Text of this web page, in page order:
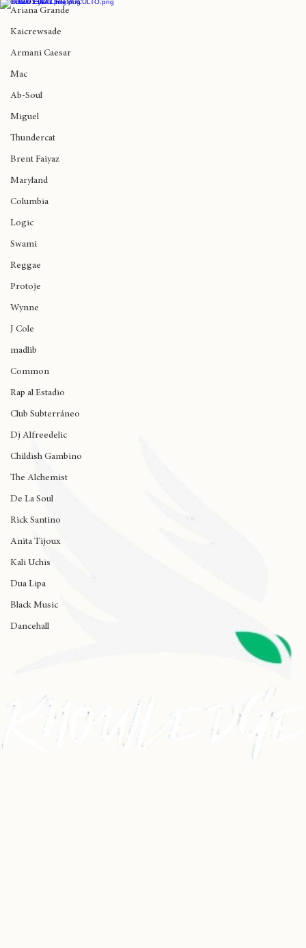
Kendrick Lamar
Ariana Grande
Kaicrewsade
Armani Caesar
Mac
Ab-Soul
Miguel
Thundercat
Brent Faiyaz
Maryland
Columbia
Logic
Swami
Reggae
Protoje
Wynne
J Cole
madlib
Common
Rap al Estadio
Club Subterráneo
Dj Alfreedelic
Childish Gambino
The Alchemist
De La Soul
Rick Santino
Anita Tijoux
Kali Uchis
Dua Lipa
Black Music
Un día como hoy Madlib lanzaba 'Sound